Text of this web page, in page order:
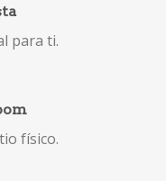
para ti.
físico.